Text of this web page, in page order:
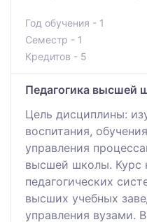
Год обучения - 1
Семестр - 1
Кредитов - 5
Педагогика высшей
Цель дисциплины:
воспитания,
управления
высшей школы. Курс
педагогических
высших учебных
управления вузами.